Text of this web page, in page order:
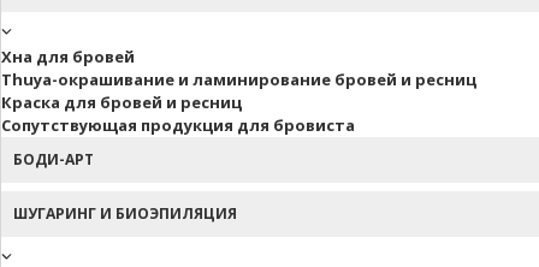
Хна для бровей
Thuya-окрашивание и ламинирование бровей и ресниц
Краска для бровей и ресниц
Сопутствующая продукция для бровиста
БОДИ-АРТ
ШУГАРИНГ И БИОЭПИЛЯЦИЯ